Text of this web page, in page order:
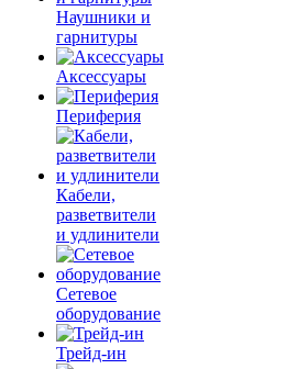
Наушники и
гарнитуры
Аксессуары
Периферия
Кабели,
разветвители
и удлинители
Сетевое
оборудование
Трейд-ин